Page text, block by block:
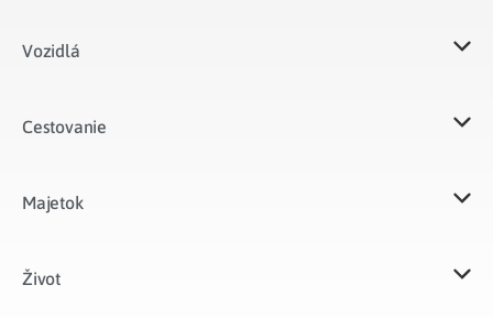
Vozidlá​
Cestovanie
Majetok​
Život​